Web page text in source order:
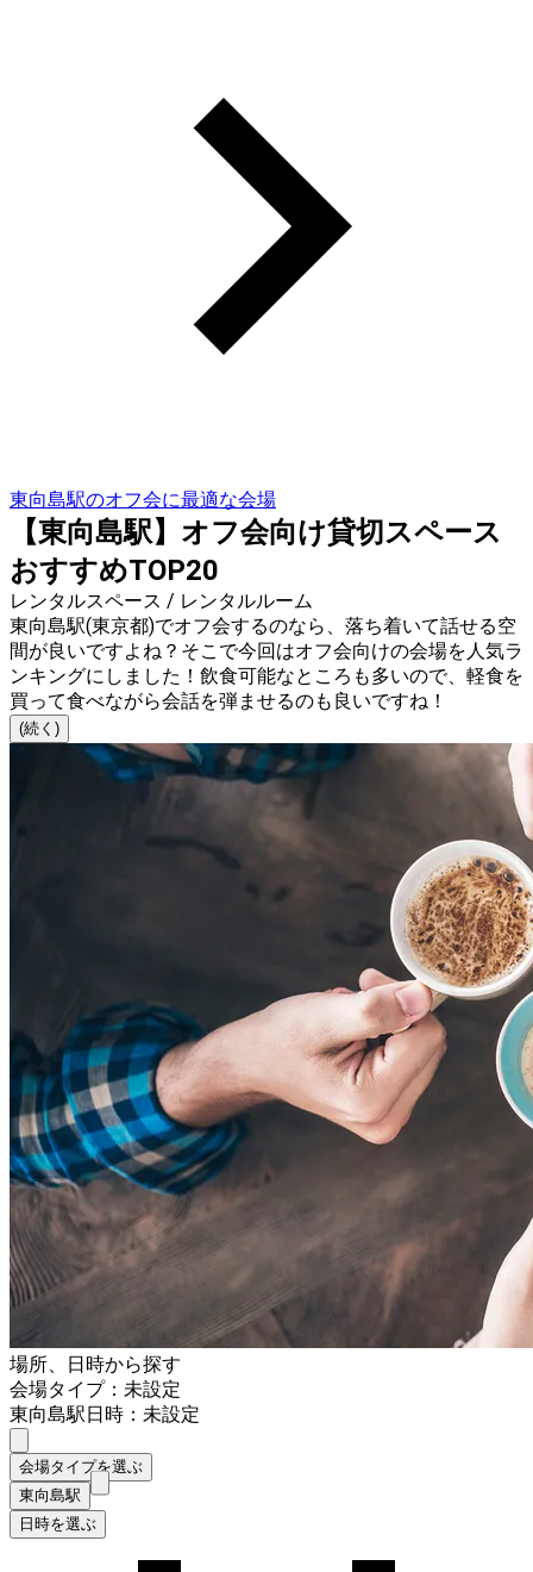
東向島駅のオフ会に最適な会場
【東向島駅】オフ会向け貸切スペース
おすすめTOP20
レンタルスペース / レンタルルーム
東向島駅(東京都)でオフ会するのなら、落ち着いて話せる空
間が良いですよね？そこで今回はオフ会向けの会場を人気ラ
ンキングにしました！飲食可能なところも多いので、軽食を
買って食べながら会話を弾ませるのも良いですね！
(続く)
場所、日時から探す
会場タイプ：未設定
東向島駅日時：未設定
会場タイプを選ぶ
東向島駅
日時を選ぶ